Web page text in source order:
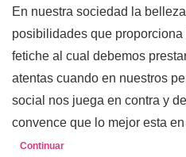
En nuestra sociedad la
posibilidades que
fetiche al cual debemos
atentas cuando en nuestros
social nos juega en contra y
convence que lo mejor esta
Continuar